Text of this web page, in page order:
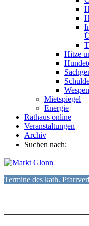
Hitze
Mietspiegel
Energie
Rathaus online
Veranstaltungen
Archiv
Suchen nach:
Termine des kath.